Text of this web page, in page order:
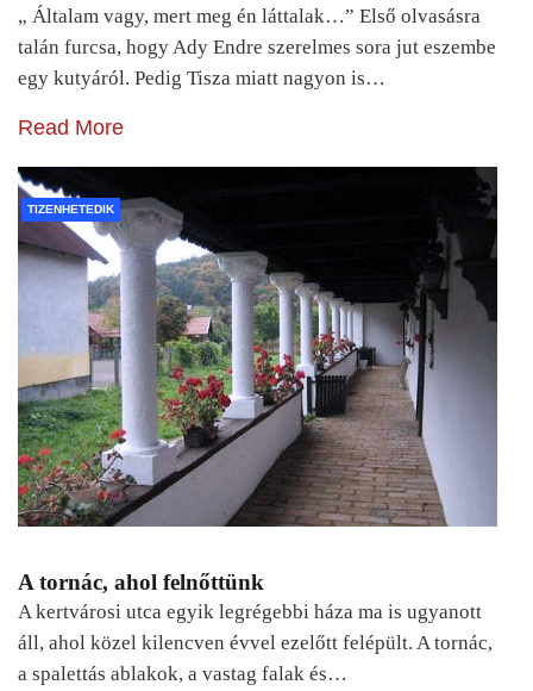
„ Általam vagy, mert meg én láttalak…” Első olvasásra
talán furcsa, hogy Ady Endre szerelmes sora jut eszembe
egy kutyáról. Pedig Tisza miatt nagyon is…
Read More
TIZENHETEDIK
A tornác, ahol felnőttünk
A kertvárosi utca egyik legrégebbi háza ma is ugyanott
áll, ahol közel kilencven évvel ezelőtt felépült. A tornác,
a spalettás ablakok, a vastag falak és…